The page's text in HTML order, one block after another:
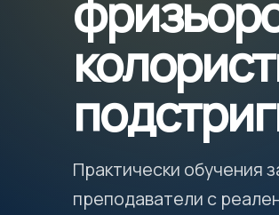
Практически обучения
преподаватели с